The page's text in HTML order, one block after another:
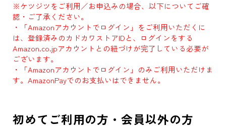
※ケツジツをご利用／お申込みの場合、以下についてご確
認・ご了承ください。
・「Amazonアカウントでログイン」をご利用いただくに
は、登録済みのカドカワストアIDと、ログインをする
Amazon.co.jpアカウントとの紐づけが完了している必要が
ございます。
・「Amazonアカウントでログイン」のみご利用いただけま
す。AmazonPayでのお支払いはできません。
初めてご利用の方・会員以外の方